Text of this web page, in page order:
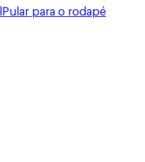
Pular para o rodapé